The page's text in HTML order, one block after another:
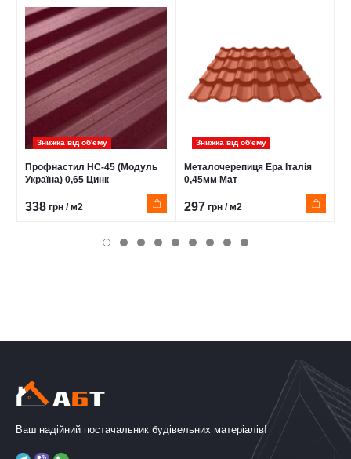
Знижка від обʹєму
Профнастил НС-45 (Модуль
Україна) 0,65 Цинк
338 грн / м2
Знижка від обʹєму
Металочерепиця Ера Італія
0,45мм Мат
297 грн / м2
Ваш надійний постачальник будівельних матеріалів!